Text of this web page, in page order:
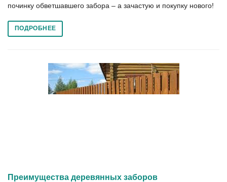
починку обветшавшего забора – а зачастую и покупку нового!
ПОДРОБНЕЕ
Преимущества деревянных заборов